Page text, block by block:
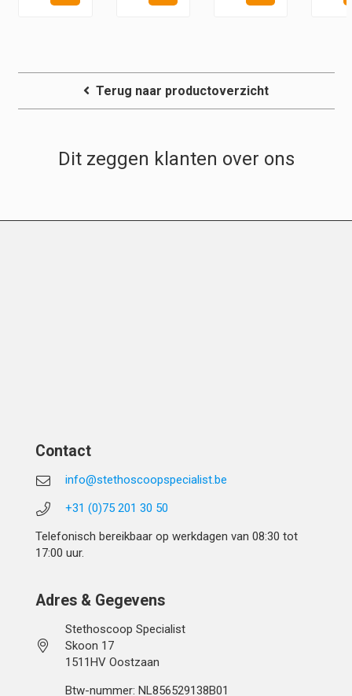
Terug naar productoverzicht
Dit zeggen klanten over ons
Contact
info@stethoscoopspecialist.be
+31 (0)75 201 30 50
Telefonisch bereikbaar op werkdagen van 08:30 tot
17:00 uur.
Adres & Gegevens
Stethoscoop Specialist
Skoon 17
1511HV Oostzaan
Btw-nummer: NL856529138B01